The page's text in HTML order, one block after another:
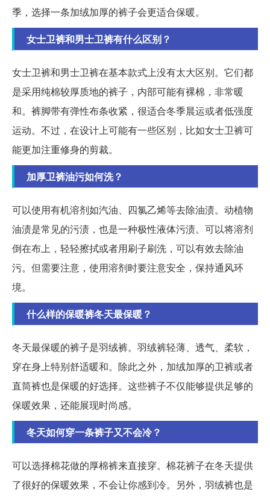
季，选择一条加绒加厚的裤子会更适合保暖。
女士卫裤和男士卫裤有什么区别？
女士卫裤和男士卫裤在基本款式上没有太大区别。它们都
是采用纯棉较厚质地的裤子，内部可能有裸棉，非常暖
和。裤脚带有弹性布条收紧，很适合冬季晨运或者低强度
运动。不过，在设计上可能有一些区别，比如女士卫裤可
能更加注重修身的剪裁。
加厚卫裤油污如何洗？
可以使用有机溶剂如汽油、四氯乙烯等去除油渍。动植物
油渍是常见的污渍，也是一种极性液体污渍。可以将溶剂
倒在布上，轻轻擦拭或者用刷子刷洗，可以有效去除油
污。但需要注意，使用溶剂时要注意安全，保持通风环
境。
什么样的保暖裤冬天最保暖？
冬天最保暖的裤子是羽绒裤。羽绒裤轻薄、透气、柔软，
穿在身上特别舒适暖和。除此之外，加绒加厚的卫裤或者
直筒裤也是保暖的好选择。这些裤子不仅能够提供足够的
保暖效果，还能展现时尚感。
冬天如何穿一条裤子又不会冷？
可以选择棉花做的厚棉裤来直接穿。棉花裤子在冬天提供
了很好的保暖效果，不会让你感到冷。另外，羽绒裤也是